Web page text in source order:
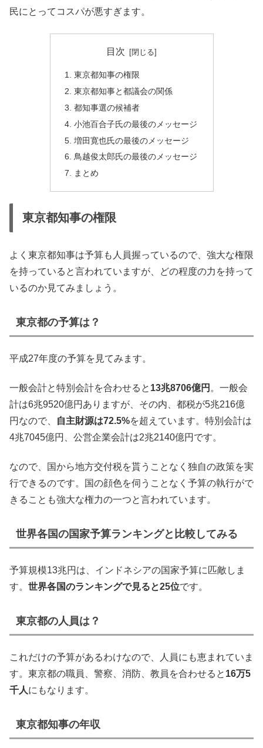
民にとってコスパが悪すぎます。
目次
東京都知事の権限
東京都知事と都議会の関係
都知事選の候補者
小池百合子氏の最後のメッセージ
増田寛也氏の最後のメッセージ
鳥越俊太郎氏の最後のメッセージ
まとめ
東京都知事の権限
よく東京都知事は予算も人員握っているので、強大な権限
を持っていると言われていますが、どの程度の力を持って
いるのか見てみましょう。
東京都の予算は？
平成27年度の予算を見てみます。
一般会計と特別会計を合わせると 13兆8706億円 。一般会
計は6兆9520億円ありますが、その内、都税が5兆216億
円なので、
自主財源は72.5%を超えています。特別会計は
4兆7045億円、公営企業会計は2兆2140億円です。
なので、国から地方交付税を貰うことなく独自の政策を実
行できるのです。国の顔色を伺うことなく予算の執行がで
きることも強大な権力の一つと言われています。
世界各国の国家予算ランキングと比較してみる
予算規模13兆円は、インドネシアの国家予算に匹敵しま
す。 世界各国のランキングで見ると25位です。
東京都の人員は？
これだけの予算があるわけなので、人員にも恵まれていま
す。東京都の職員、警察、消防、教員を合わせると 16万5
千人にもなります。
東京都知事の年収